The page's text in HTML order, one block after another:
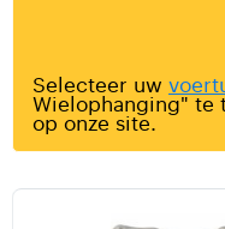
Selecteer uw
Wielophanging" te
op onze site.